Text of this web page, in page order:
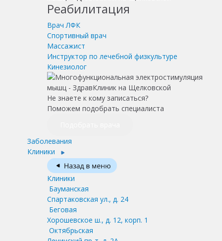
Реабилитация
Врач ЛФК
Спортивный врач
Массажист
Инструктор по лечебной физкультуре
Кинезиолог
Не знаете к кому записаться?
Поможем подобрать специалиста
Заболевания
Клиники
Клиники
Бауманская
Спартаковская ул., д. 24
Беговая
Хорошевское ш., д. 12, корп. 1
Октябрьская